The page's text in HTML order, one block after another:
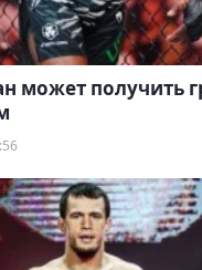
может получить